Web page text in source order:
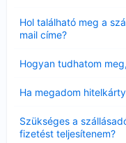
Hol található meg a
mail címe?
Hogyan tudhatom
Ha megadom
Szükséges a
fizetést teljesítenem?